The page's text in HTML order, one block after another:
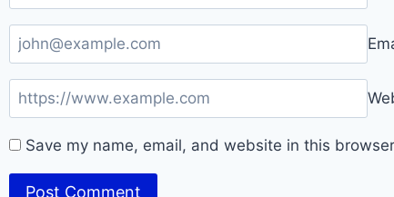
Save my name, email, and website in this